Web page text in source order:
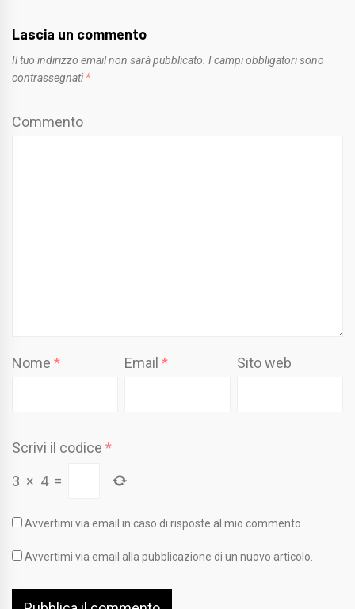
Lascia un commento
Il tuo indirizzo email non sarà pubblicato. I campi obbligatori sono
contrassegnati *
Commento
Nome * Email* Sito web
Scrivi il codice *
3 × 4 =
Avvertimi via email in caso di risposte al mio commento.
Avvertimi via email alla pubblicazione di un nuovo articolo.